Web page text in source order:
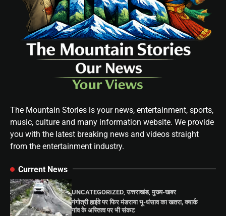
The Mountain Stories is your news, entertainment, sports,
music, culture and many information website. We provide
you with the latest breaking news and videos straight
from the entertainment industry.
Current News
UNCATEGORIZED,उत्तराखंड,मुख्य-खबर
गंगोत्री हाईवे पर फिर मंडराया भू-धंसाव का खतरा, क्यार्क
गांव के अस्तित्व पर भी संकट